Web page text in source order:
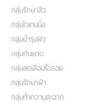
กลุ่มรักษาสิว
กลุ่มไวเทนนิ่ง
กลุ่มบำรุงผิว
กลุ่มกันแดด
กลุ่มลดเลือนริ้วรอย
กลุ่มรักษาฝ้า
กลุ่มทำความสะอาด